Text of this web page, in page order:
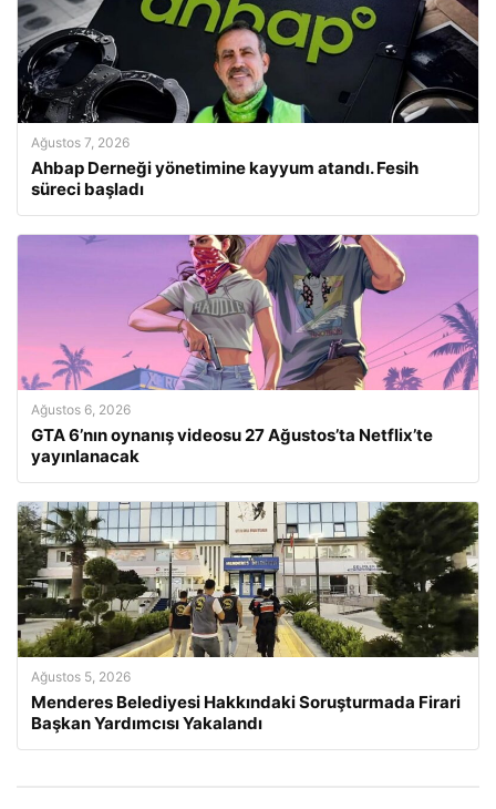
Ağustos 7, 2026
Ahbap Derneği yönetimine kayyum atandı. Fesih
süreci başladı
Ağustos 6, 2026
GTA 6’nın oynanış videosu 27 Ağustos’ta Netflix’te
yayınlanacak
Ağustos 5, 2026
Menderes Belediyesi Hakkındaki Soruşturmada Firari
Başkan Yardımcısı Yakalandı